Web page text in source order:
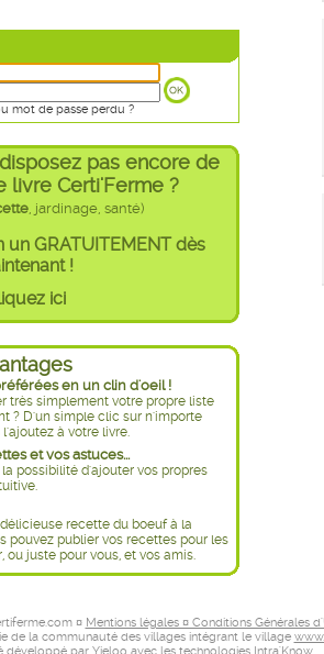
mot de passe perdu ?
pas encore de
livre Certi'Ferme ?
, jardinage, santé)
un GRATUITEMENT dès
!
ici
en un clin d'oeil !
très simplement votre propre liste
? D'un simple clic sur n'importe
à votre livre.
et vos astuces...
possibilité d'ajouter vos propres
recette du boeuf à la
pouvez publier vos recettes pour les
juste pour vous, et vos amis.
¤ Mentions légales ¤ Conditions Générales
de la communauté des villages intégrant le village